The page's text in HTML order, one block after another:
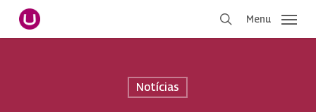
Pular
para
Menu
Notícias